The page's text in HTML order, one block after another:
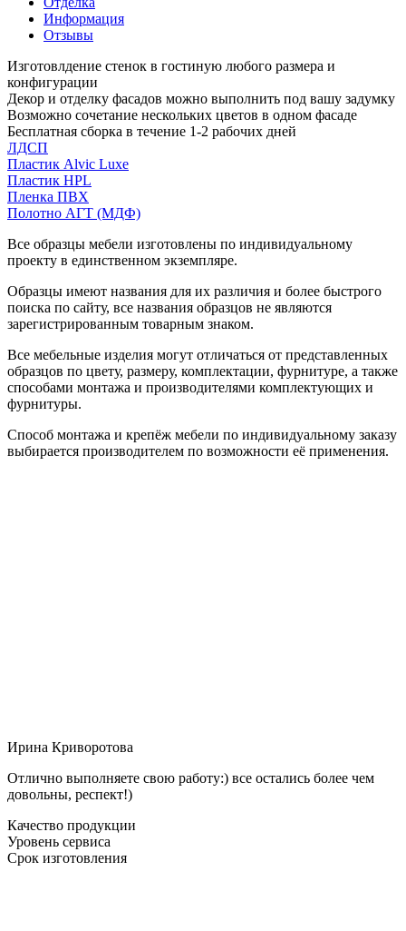
Информация
Отзывы
Изготовлдение стенок в гостиную любого размера и
конфигурации
Декор и отделку фасадов можно выполнить под вашу задумку
Возможно сочетание нескольких цветов в одном фасаде
Бесплатная сборка в течение 1-2 рабочих дней
ЛДСП
Пластик Alvic Luxe
Пластик HPL
Пленка ПВХ
Полотно АГТ (МДФ)
Все образцы мебели изготовлены по индивидуальному
проекту в единственном экземпляре.
Образцы имеют названия для их различия и более быстрого
поиска по сайту, все названия образцов не являются
зарегистрированным товарным знаком.
Все мебельные изделия могут отличаться от представленных
образцов по цвету, размеру, комплектации, фурнитуре, а также
способами монтажа и производителями комплектующих и
фурнитуры.
Способ монтажа и крепёж мебели по индивидуальному заказу
выбирается производителем по возможности её применения.
Ирина Криворотова
Отлично выполняете свою работу:) все остались более чем
довольны, респект!)
Качество продукции
Уровень сервиса
Срок изготовления